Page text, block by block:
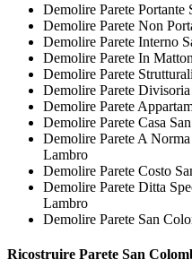
Demolire Parete
Demolire Parete Non
Demolire Parete Interno
Demolire Parete In
Demolire Parete
Demolire Parete
Demolire Parete
Demolire Parete Casa
Demolire Parete A
Lambro
Demolire Parete Costo
Demolire Parete Ditta
Lambro
Demolire Parete San
Ricostruire Parete San